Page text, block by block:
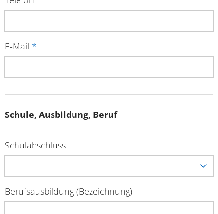
E-Mail *
Schule, Ausbildung, Beruf
Schulabschluss
---
Berufsausbildung (Bezeichnung)